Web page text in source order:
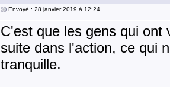
Envoyé : 28 janvier 2019 à 12:24
C'est que les gens qui ont
suite dans l'action, ce qui
tranquille.